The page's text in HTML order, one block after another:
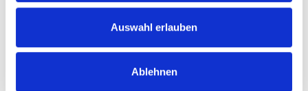
Auswahl erlauben
Ablehnen
Produktinformationen
"Facebook Kommentare"